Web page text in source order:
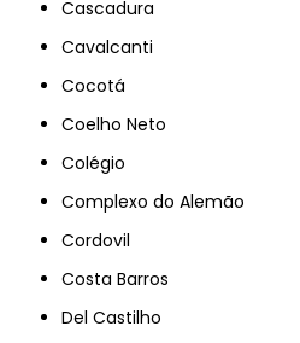
Cascadura
Cavalcanti
Cocotá
Coelho Neto
Colégio
Complexo do Alemão
Cordovil
Costa Barros
Del Castilho